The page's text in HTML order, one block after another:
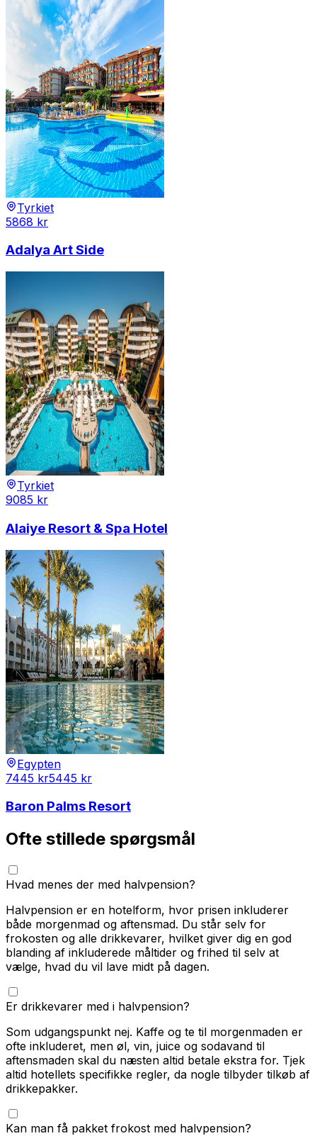
Tyrkiet
5868 kr
Adalya Art Side
Tyrkiet
9085 kr
Alaiye Resort & Spa Hotel
Egypten
7445 kr5445 kr
Baron Palms Resort
Ofte stillede spørgsmål
Hvad menes der med halvpension?
Halvpension er en hotelform, hvor prisen inkluderer
både morgenmad og aftensmad. Du står selv for
frokosten og alle drikkevarer, hvilket giver dig en god
blanding af inkluderede måltider og frihed til selv at
vælge, hvad du vil lave midt på dagen.
Er drikkevarer med i halvpension?
Som udgangspunkt nej. Kaffe og te til morgenmaden er
ofte inkluderet, men øl, vin, juice og sodavand til
aftensmaden skal du næsten altid betale ekstra for. Tjek
altid hotellets specifikke regler, da nogle tilbyder tilkøb af
drikkepakker.
Kan man få pakket frokost med halvpension?